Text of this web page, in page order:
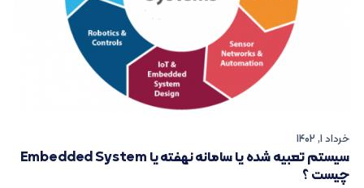
خرداد 1, 1402
سیستم تعبیه شده یا سامانه نهفته یا Embedded System
چیست ؟